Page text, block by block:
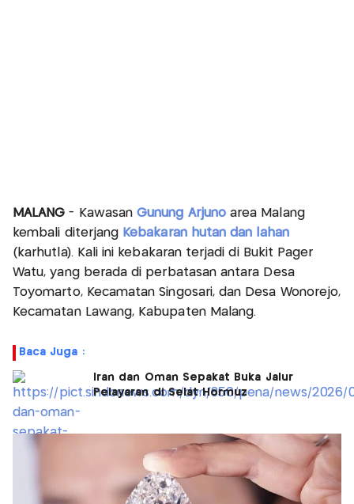
MALANG- KawasanGunung Arjunoarea Malang
kembali diterjang Kebakaran hutan dan lahan
(karhutla). Kali ini kebakaran terjadi di Bukit Pager
Watu, yang berada di perbatasan antara Desa
Toyomarto, Kecamatan Singosari, dan Desa Wonorejo,
Kecamatan Lawang, Kabupaten Malang.
Baca Juga :
Iran dan Oman Sepakat Buka Jalur
Pelayaran di Selat Hormuz